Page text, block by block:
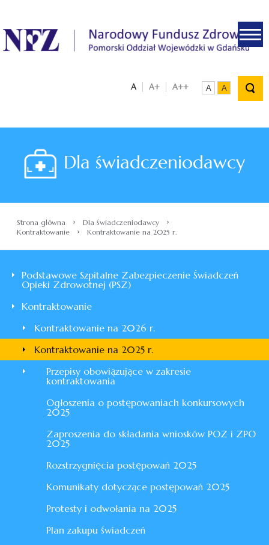
.
A A+ A++ A A
Dla świadczeniodawcy
Strona główna › Dla świadczeniodawcy ›
Kontraktowanie › Kontraktowanie na 2025 r.
Podstawowe Szpitalne Zabezpieczenie Świadczeń
Opieki Zdrowotnej (PSZ)
Kontraktowanie
Kontraktowanie na 2026 r.
Kontraktowanie na 2025 r.
Przepisy obowiązujące w zakresie
kontraktowania
Ogłoszenia o postępowaniach konkursowych
2025
Zaproszenia do składania wniosków POZ i ZPO
2025
Rozstrzygnięcia postępowań 2025
Komunikaty dotyczące postępowań 2025
Protesty i odwołania na 2025
Plan zakupu świadczeń